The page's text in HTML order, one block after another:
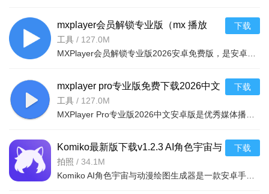
mxplayer会员解锁专业版（mx 播放
器）2026下载安卓免费版v3.0.8安卓免
费版
工具 / 127.0M
下载
mxplayer pro专业版免费下载2026中文
安卓版v3.0.8免费安卓版
工具 / 127.0M
下载
Komiko最新版下载v1.2.3 AI角色宇宙与
动漫绘图生成器
拍照 / 34.1M
下载